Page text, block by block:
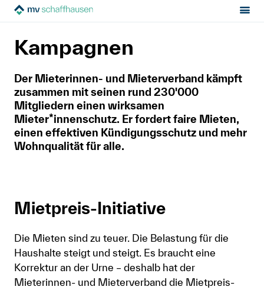
Hilfe von Fachleuten
Politik & Positionen
Newsletter
Anmelden
Kampagnen
Der Mieterinnen- und Mieterverband kämpft
zusammen mit seinen rund 230'000
Mitgliedern einen wirksamen
Mieter*innenschutz. Er fordert faire Mieten,
einen effektiven Kündigungsschutz und mehr
Wohnqualität für alle.
Mietpreis-Initiative
Die Mieten sind zu teuer. Die Belastung für die
Haushalte steigt und steigt. Es braucht eine
Korrektur an der Urne – deshalb hat der
Mieterinnen- und Mieterverband die Mietpreis-